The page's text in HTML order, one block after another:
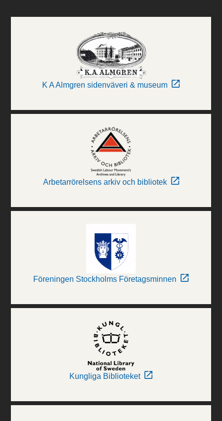
K A Almgren sidenväveri & museum
Arbetarrörelsens arkiv och bibliotek
Föreningen Stockholms Företagsminnen
Kungliga Biblioteket